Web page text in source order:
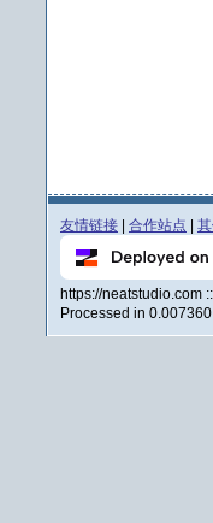
友情链接 合作站点
https://neatstudio.com
Processed in